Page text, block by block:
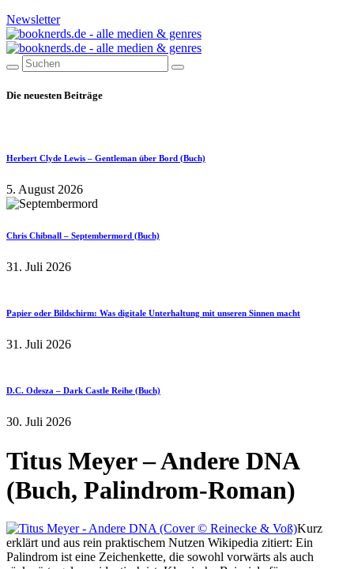
Newsletter
Die neuesten Beiträge
Herbert Clyde Lewis – Gentleman über Bord (Buch)
5. August 2026
Chris Chibnall – Septembermord (Buch)
31. Juli 2026
Papier oder Bildschirm: Was digitale Unterhaltung mit unseren Sinnen macht
31. Juli 2026
D.C. Odesza – Dark Castle Reihe (Buch)
30. Juli 2026
Titus Meyer – Andere DNA
(Buch, Palindrom-Roman)
Kurz
erklärt und aus rein praktischem Nutzen Wikipedia zitiert: Ein
Palindrom ist eine Zeichenkette, die sowohl vorwärts als auch